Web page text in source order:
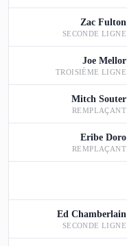
Zac Fulton
SECONDE LIGNE
Joe Mellor
TROISIÈME LIGNE
Mitch Souter
REMPLAÇANT
Eribe Doro
REMPLAÇANT
Ed Chamberlain
SECONDE LIGNE